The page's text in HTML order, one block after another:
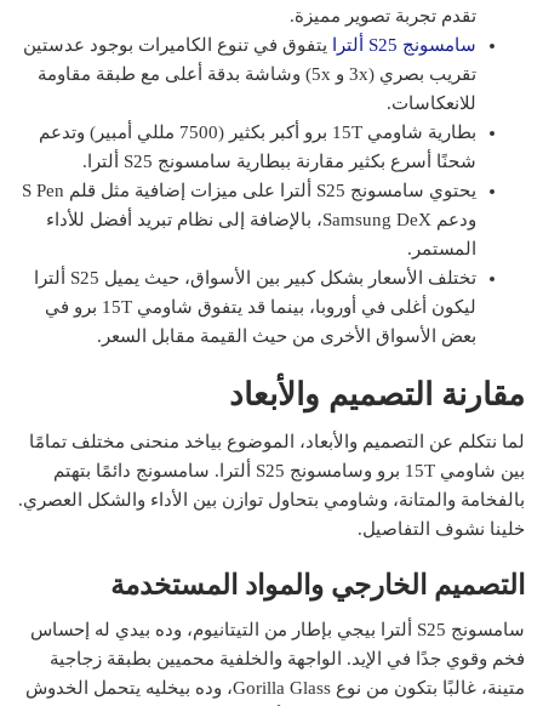
تقدم تجربة تصوير مميزة.
سامسونج S25 ألترا
يتفوق في تنوع الكاميرات بوجود عدستين
تقريب بصري (3x و 5x) وشاشة بدقة أعلى مع طبقة مقاومة
للانعكاسات.
بطارية شاومي 15T برو أكبر بكثير (7500 مللي أمبير) وتدعم
شحنًا أسرع بكثير مقارنة ببطارية سامسونج S25 ألترا.
يحتوي سامسونج S25 ألترا على ميزات إضافية مثل قلم S Pen
ودعم Samsung DeX، بالإضافة إلى نظام تبريد أفضل للأداء
المستمر.
تختلف الأسعار بشكل كبير بين الأسواق، حيث يميل S25 ألترا
ليكون أغلى في أوروبا، بينما قد يتفوق شاومي 15T برو في
بعض الأسواق الأخرى من حيث القيمة مقابل السعر.
مقارنة التصميم والأبعاد
لما نتكلم عن التصميم والأبعاد، الموضوع بياخد منحنى مختلف تمامًا
بين شاومي 15T برو وسامسونج S25 ألترا. سامسونج دائمًا بتهتم
بالفخامة والمتانة، وشاومي بتحاول توازن بين الأداء والشكل العصري.
خلينا نشوف التفاصيل.
التصميم الخارجي والمواد المستخدمة
سامسونج S25 ألترا بيجي بإطار من التيتانيوم، وده بيدي له إحساس
فخم وقوي جدًا في الإيد. الواجهة والخلفية محميين بطبقة زجاجية
متينة، غالبًا بتكون من نوع Gorilla Glass، وده بيخليه يتحمل الخدوش